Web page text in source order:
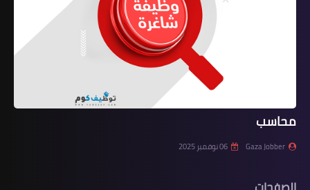
محاسب
Gaza Jobber 06 نوفمبر 2025